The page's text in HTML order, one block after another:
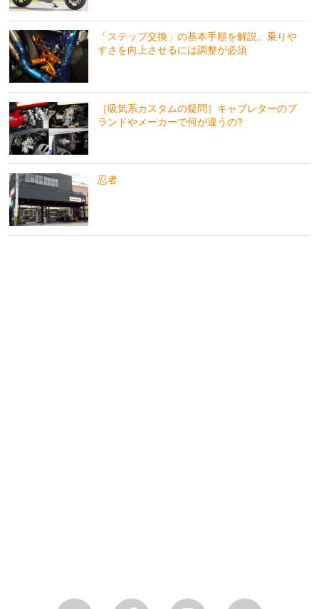
「ステップ交換」の基本手順を解説。乗りや
すさを向上させるには調整が必須
［吸気系カスタムの疑問］キャブレターのブ
ランドやメーカーで何が違うの?
忍者